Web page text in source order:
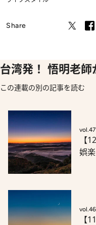
Share
台湾発！ 悟明老師
この連載の別の記事を読む
vol.47
【
娯
vol.46
【